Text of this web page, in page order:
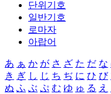
단위기호
일반기호
로마자
아랍어
あ ぁ か が さ ざ た だ な
き ぎ し じ ち ぢ に ひ び
ぬ ふ ぶ ぷ む ゆ ゅ る え